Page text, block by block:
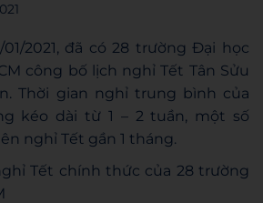
2021, đã có 28 trường Đại học
công bố lịch nghỉ Tết Tân Sửu
Thời gian nghỉ trung bình của
kéo dài từ 1 – 2 tuần, một số
nghỉ Tết gần 1 tháng.
Tết chính thức của 28 trường